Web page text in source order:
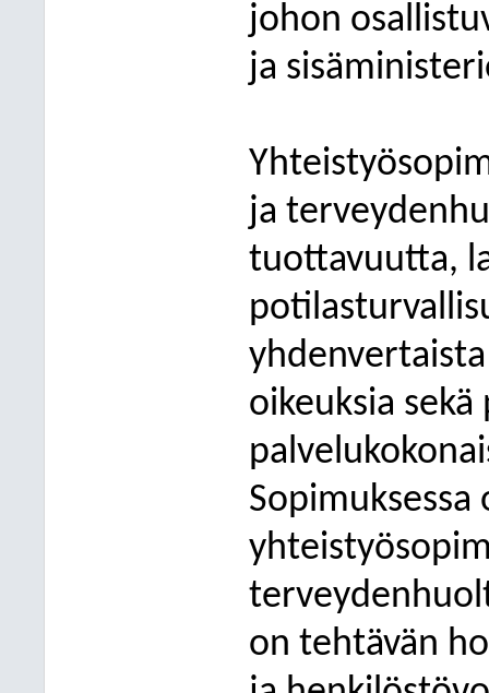
johon
ja
ja
tuottavuutta,
oikeuksia
on tehtävän